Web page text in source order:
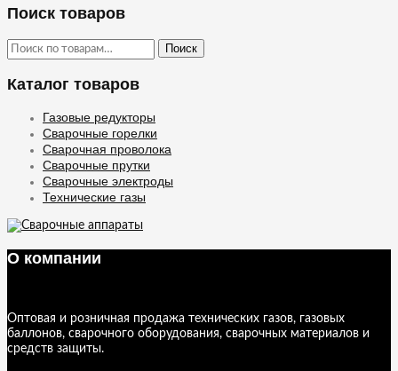
товар
несколько
вариаций.
можно
на
странице
товара.
Поиск товаров
Искать: Поиск
Каталог товаров
Газовые редукторы
Сварочные горелки
Сварочная проволока
Сварочные прутки
Сварочные электроды
Технические газы
О компании
Оптовая и розничная продажа технических газов, газовых
баллонов, сварочного оборудования, сварочных материалов и
средств защиты.